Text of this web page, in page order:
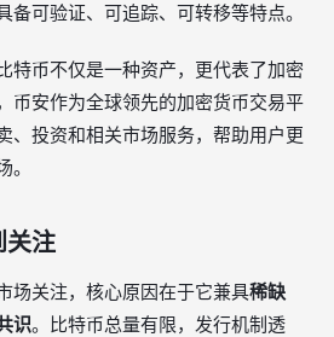
备可验证、可追踪、可转移等特点。
特币不仅是一种资产，更代表了加密
币安作为全球领先的加密货币交易平
、投资和相关市场服务，帮助用户更
关注
场关注，核心原因在于它兼具稀缺
识。比特币总量有限，发行机制透